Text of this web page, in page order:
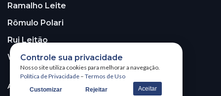
Ramalho Leite
Rômulo Polari
Rui Leitão
Walter Santos
ASSINE A NOSSA NEWSLETTER!
Controle sua privacidade
Nosso site utiliza cookies para melhorar a navegação.
Política de Privacidade – Termos de Uso
Customizar Rejeitar Aceitar